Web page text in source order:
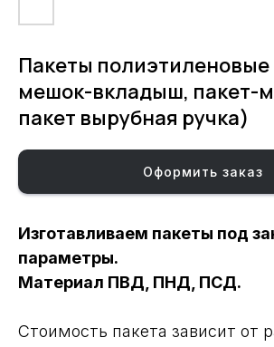
Пакеты полиэтиленовые
мешок-вкладыш, пакет-
пакет вырубная ручка)
Оформить заказ
Изготавливаем пакеты под
параметры.
Материал ПВД, ПНД, ПСД.
Стоимость пакета зависит от